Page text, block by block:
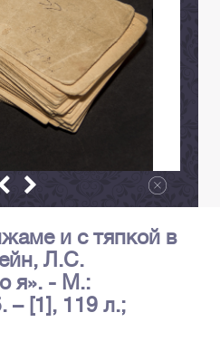
и с тяпкой в
Л.С.
я». - М.:
– [1], 119 л.;